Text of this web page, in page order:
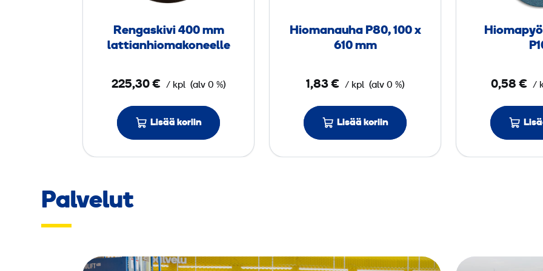
s
k
4
0
0
a
Rengaskivi 400 mm
lattianhioma­koneelle
225,30 € / kpl (alv 0 %)
Lisää koriin
a
P
8
0
1
Hioma­nauha P80, 100 x
610 mm
1,83 € / kpl (alv 0 %)
Lisää koriin
p
0,58 € /
Palvelut